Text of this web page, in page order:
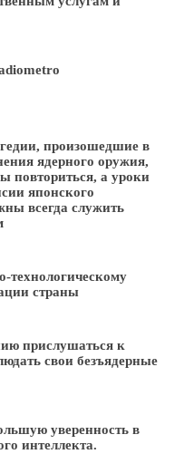
произошедшие в
ядерного оружия,
повториться, а уроки
японского
всегда служить
технологическому
страны
прислушаться к
свои безъядерные
уверенность в
интеллекта.